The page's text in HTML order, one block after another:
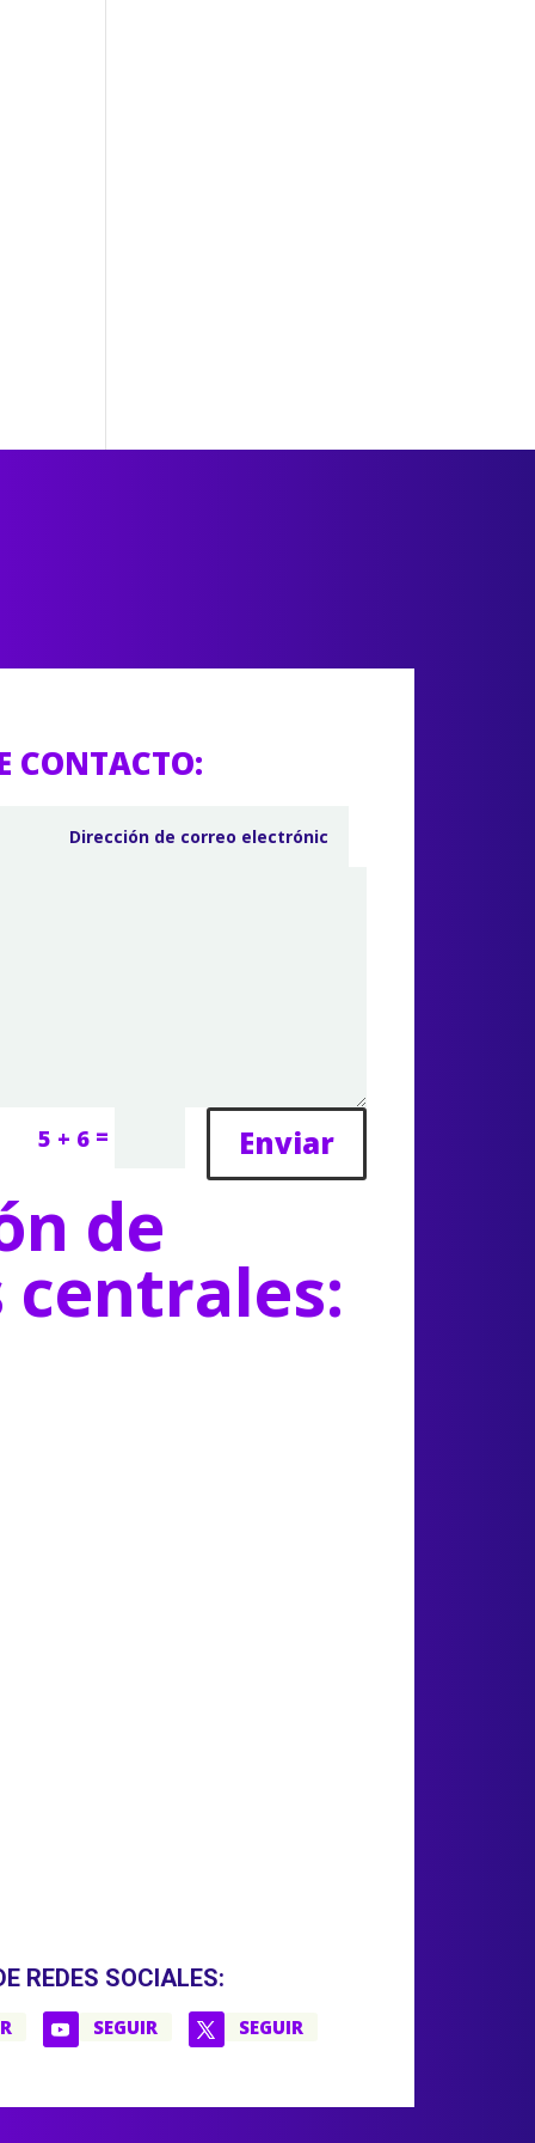
CONTACTO:
5 + 6 = Enviar
de
REDES SOCIALES:
SEGUIR SEGUIR